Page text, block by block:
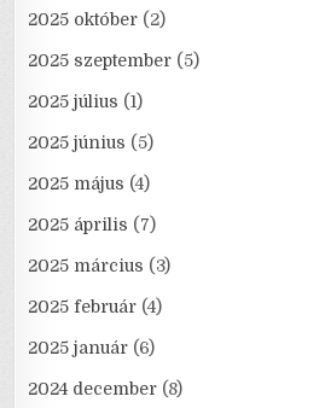
2025 október (2)
2025 szeptember (5)
2025 július (1)
2025 június (5)
2025 május (4)
2025 április (7)
2025 március (3)
2025 február (4)
2025 január (6)
2024 december (8)